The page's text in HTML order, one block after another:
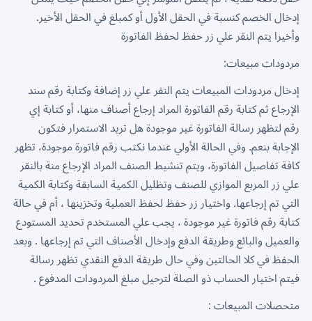
إدخال الخصم كنسبة في الحقل الأول أو كمبلغ في الحقل الأخير.
وأخيرا يتم النقر علي زر حفظ لحفظ الفاتورة
مردودات مبيعات:
إدخال مردودات المبيعات يتم النقر علي زر إضافة وكتابة رقم سند
الإرجاع ثم كتابة رقم الفاتورة المراد إرجاع أصناف منها، أو كتابة إي
رقم لتظهر رسالة الفاتورة غير موجودة هل تريد الاستمرار فتكون
الإجابة بنعم. وفي الحالة الأولي عندما نكتب رقم فاتورة موجودة، تظهر
كافة تفاصيل الفاتورة، ويتم تنشيط الصنف المراد الإرجاع منة بالنقر
علي زر المربع الموازي للصنف وتظليل الكمية السابقة وكتابة الكمية
التي تم إرجاعها. واختيار زر حفظ لحفظ العملية وتخزينها ، أم في حالة
كتابة رقم فاتورة غير موجودة ، يجب علي المستخدم تحديد المستودع
والعميل والبائع وطريقة الدفع وإدخال الأصناف التي تم إرجاعها . وبعد
الحفظ في كلا الحالتين وفي حال طريقة الدفع النقدي تظهر رسالة
فيتم اختيار الحساب ذو الصلة لترحيل مبلغ المردودات المدفوع .
متحصلات المبيعات :